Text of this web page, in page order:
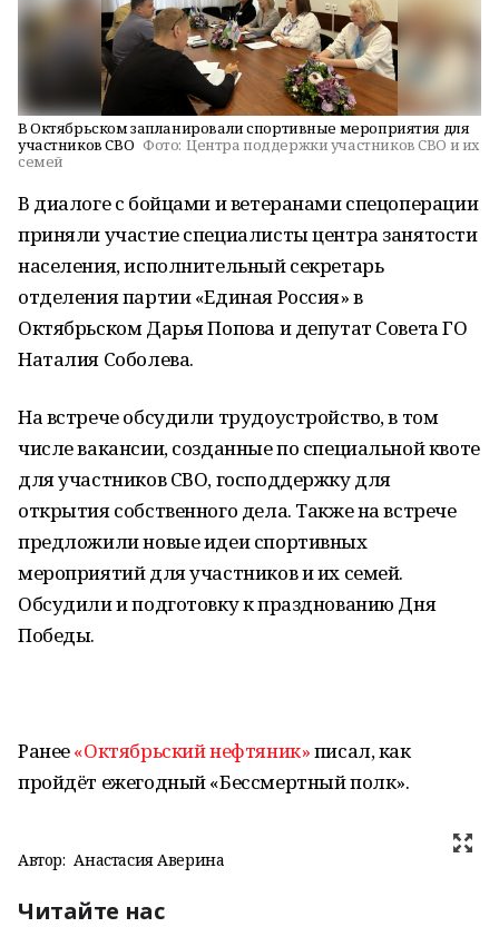
В Октябрьском запланировали спортивные мероприятия для
участников СВО Фото: Центра поддержки участников СВО и их
семей
В диалоге с бойцами и ветеранами спецоперации
приняли участие специалисты центра занятости
населения, исполнительный секретарь
отделения партии «Единая Россия» в
Октябрьском Дарья Попова и депутат Совета ГО
Наталия Соболева.
На встрече обсудили трудоустройство, в том
числе вакансии, созданные по специальной квоте
для участников СВО, господдержку для
открытия собственного дела. Также на встрече
предложили новые идеи спортивных
мероприятий для участников и их семей.
Обсудили и подготовку к празднованию Дня
Победы.
Ранее«Октябрьский нефтяник»писал, как
пройдёт ежегодный «Бессмертный полк».
Автор: Анастасия Аверина
Читайте нас